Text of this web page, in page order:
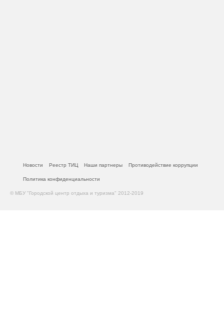
Новости Реестр ТИЦ Наши партнеры Противодействие коррупции
Политика конфиденциальности
© МБУ "Городской центр отдыха и туризма" 2012-2019